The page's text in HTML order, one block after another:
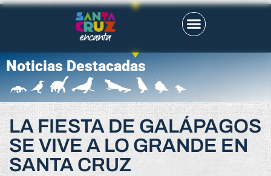
Noticias Destacadas
LA FIESTA DE GALÁPAGOS
SE VIVE A LO GRANDE EN
SANTA CRUZ